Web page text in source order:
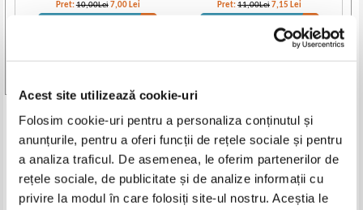
Acest site utilizează cookie-uri
Folosim cookie-uri pentru a personaliza conținutul și
anunțurile, pentru a oferi funcții de rețele sociale și pentru
a analiza traficul. De asemenea, le oferim partenerilor de
rețele sociale, de publicitate și de analize informații cu
privire la modul în care folosiți site-ul nostru. Aceștia le
Pret:10,00Lei 7,00 Lei
Pret:11,00Lei 7,15 Lei
Produse din aceeasi categorie
-60% -40%